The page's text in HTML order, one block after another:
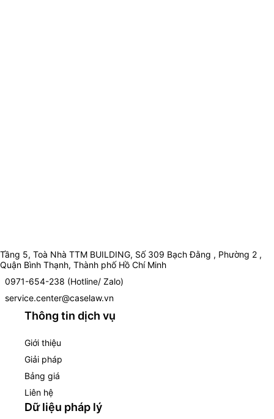
Tầng 5, Toà Nhà TTM BUILDING, Số 309 Bạch Đằng , Phường 2 ,
Quận Bình Thạnh, Thành phố Hồ Chí Minh
0971-654-238 (Hotline/ Zalo)
service.center@caselaw.vn
Thông tin dịch vụ
Giới thiệu
Giải pháp
Bảng giá
Liên hệ
Dữ liệu pháp lý